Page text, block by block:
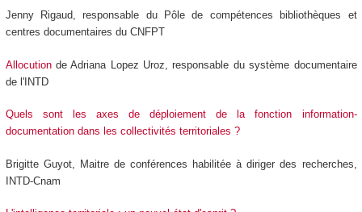
Jenny Rigaud, responsable du Pôle de compétences bibliothèques et
centres documentaires du CNFPT
Allocutionde Adriana Lopez Uroz, responsable du système documentaire
de l'INTD
Quels sont les axes de déploiement de la fonction information-
documentation dans les collectivités territoriales ?
Brigitte Guyot, Maitre de conférences habilitée à diriger des recherches,
INTD-Cnam